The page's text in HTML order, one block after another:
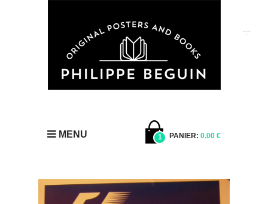
MENU 1 PANIER: 0.00 €